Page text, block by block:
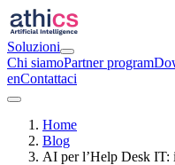
Soluzioni
Chi siamoPartner program
enContattaci
Home
Blog
AI per l’Help Desk IT: